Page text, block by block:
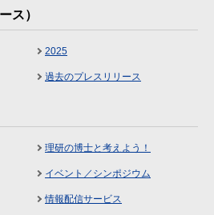
ス）
2025
過去のプレスリリース
理研の博士と考えよう！
イベント／シンポジウム
情報配信サービス